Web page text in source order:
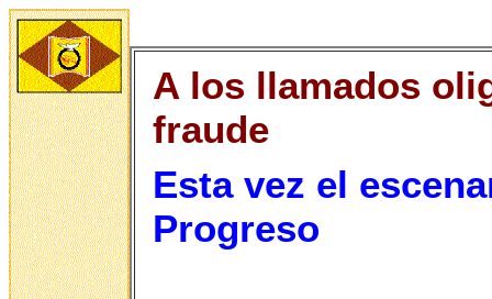
A los llamados
fraude
Esta vez el
Progreso